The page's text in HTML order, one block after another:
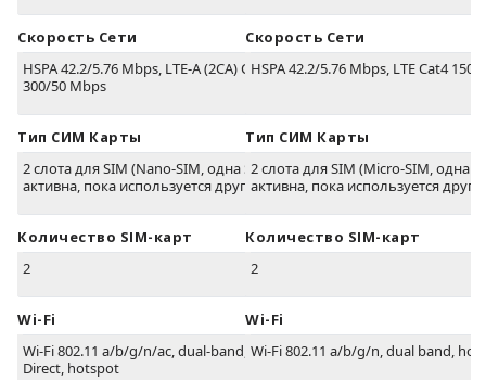
Скорость Сети
HSPA 42.2/5.76 Mbps, LTE-A (2CA) Cat6
300/50 Mbps
Тип СИМ Карты
2 слота для SIM (Nano-SIM, одна SIM не
активна, пока используется другая)
Количество SIM-карт
2
Wi-Fi
Wi-Fi 802.11 a/b/g/n/ac, dual-band, WiFi
Direct, hotspot
Скорость Сети
HSPA 42.2/5.76 Mbps, LTE Cat4
Тип СИМ Карты
2 слота для SIM (Micro-SIM, одна
активна, пока используется
Количество SIM-карт
2
Wi-Fi
Wi-Fi 802.11 a/b/g/n, dual band,